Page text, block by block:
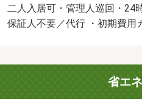
ク置場：なし・駐輪場：有
二人入居可・管理人巡回・24
保証人不要／代行 ・初期費用
省エ